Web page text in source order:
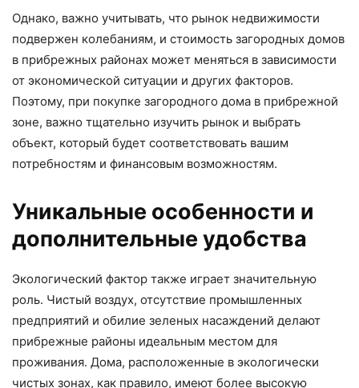
Однако, важно учитывать, что рынок недвижимости
подвержен колебаниям, и стоимость загородных домов
в прибрежных районах может меняться в зависимости
от экономической ситуации и других факторов.
Поэтому, при покупке загородного дома в прибрежной
зоне, важно тщательно изучить рынок и выбрать
объект, который будет соответствовать вашим
потребностям и финансовым возможностям.
Уникальные особенности и
дополнительные удобства
Экологический фактор также играет значительную
роль. Чистый воздух, отсутствие промышленных
предприятий и обилие зеленых насаждений делают
прибрежные районы идеальным местом для
проживания. Дома, расположенные в экологически
чистых зонах, как правило, имеют более высокую